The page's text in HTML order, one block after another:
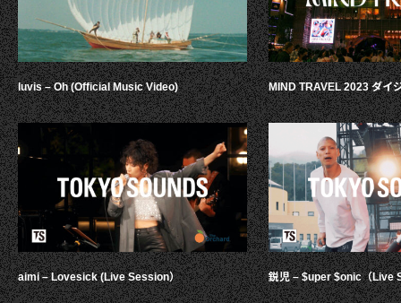
luvis – Oh (Official Music Video)
aimi – Lovesick (Live Session）
MIND TRAVEL 2023 ダイ
鋭児 – $uper $onic（Live